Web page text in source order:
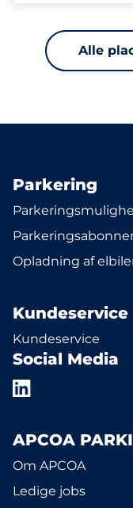
Alle
Parkering
Opladning af
Kundeservice
Kundeservice
Social Media
APCOA
Om APCOA
Ledige jobs